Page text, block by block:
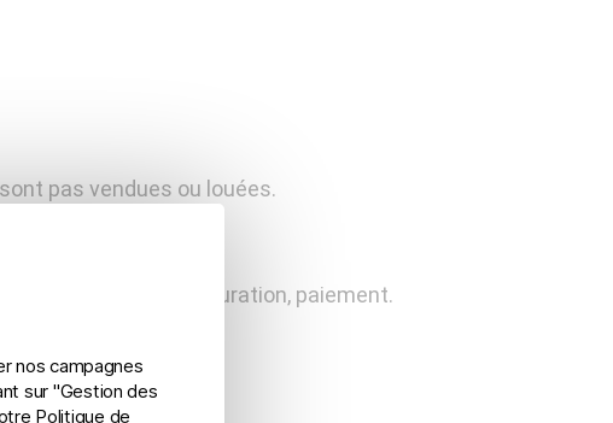
pas vendues ou louées.
devis, livraison, facturation, paiement.
nos campagnes
sur "Gestion des
Politique de